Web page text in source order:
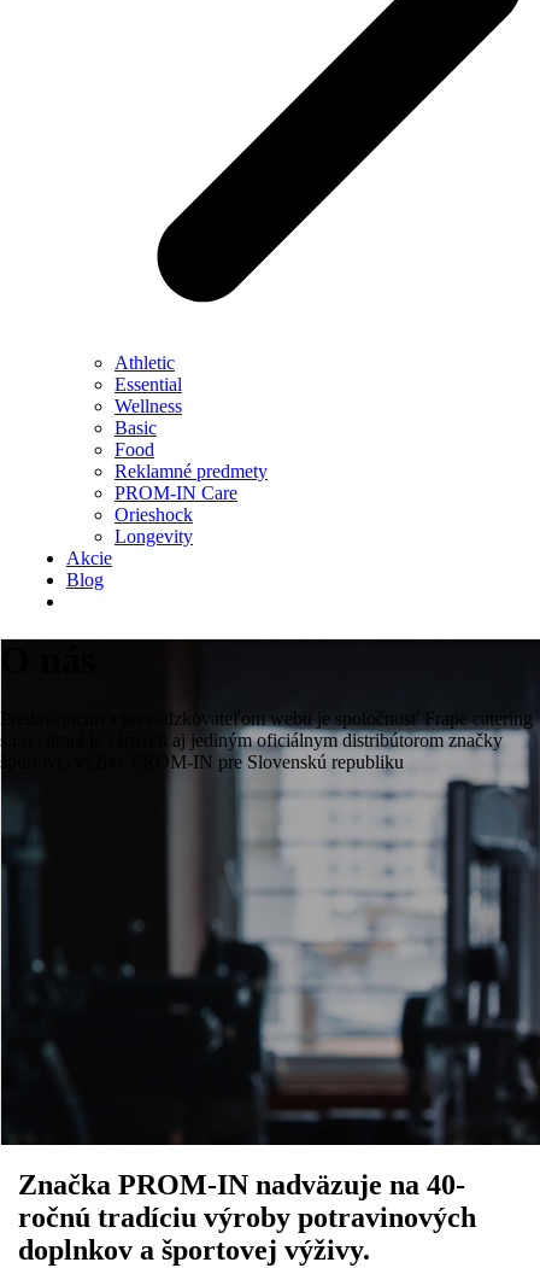
Athletic
Essential
Wellness
Basic
Food
Reklamné predmety
PROM-IN Care
Orieshock
Longevity
Akcie
Blog
Predávajúcim a prevádzkovateľom webu je spoločnosť Frape catering
s.r.o., ktorá je zároveň aj jediným oficiálnym distribútorom značky
športovej výživy PROM-IN pre Slovenskú republiku
Značka PROM-IN nadväzuje na 40-
ročnú tradíciu výroby potravinových
doplnkov a športovej výživy.